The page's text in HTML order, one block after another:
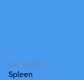
26/7/2023
Spleen